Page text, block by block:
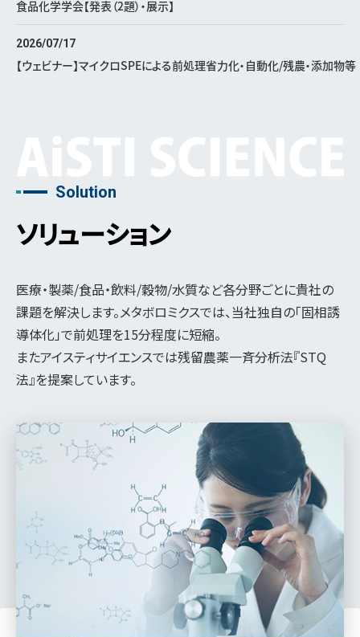
食品化学学会【発表（2題）・展示】
2026/07/17
【ウェビナー】マイクロSPEによる前処理省力化・自動化/残農・添加物等
Solution
ソリューション
医療・製薬/食品・飲料/穀物/水質など各分野ごとに貴社の
課題を解決します。メタボロミクスでは、当社独自の「固相誘
導体化」で前処理を15分程度に短縮。
またアイスティサイエンスでは残留農薬一斉分析法『STQ
法』を提案しています。